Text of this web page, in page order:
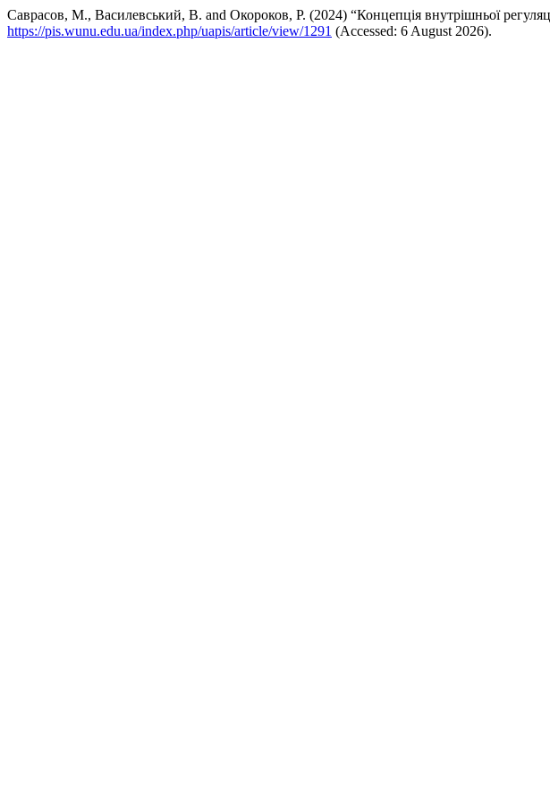
Саврасов, М., Василевський, В. and Окороков, Р. (2024) “Концепція внутрішньої регуляції
https://pis.wunu.edu.ua/index.php/uapis/article/view/1291 (Accessed: 6 August 2026).